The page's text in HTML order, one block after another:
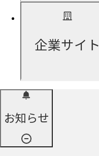
企業サイト
お知らせ